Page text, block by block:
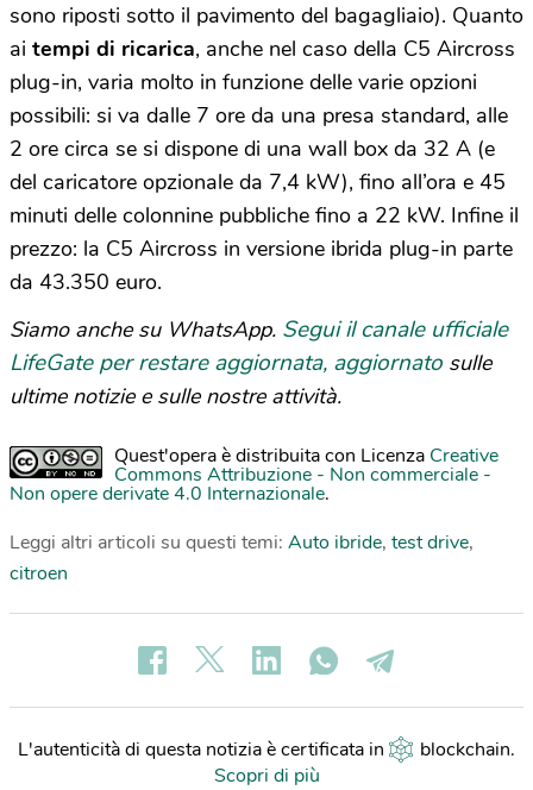
sono riposti sotto il pavimento del bagagliaio). Quanto
ai tempi di ricarica, anche nel caso della C5 Aircross
plug-in, varia molto in funzione delle varie opzioni
possibili: si va dalle 7 ore da una presa standard, alle
2 ore circa se si dispone di una wall box da 32 A (e
del caricatore opzionale da 7,4 kW), fino all’ora e 45
minuti delle colonnine pubbliche fino a 22 kW. Infine il
prezzo: la C5 Aircross in versione ibrida plug-in parte
da 43.350 euro.
Siamo anche su WhatsApp. Segui il canale ufficiale
LifeGate per restare aggiornata, aggiornato sulle
ultime notizie e sulle nostre attività.
Quest'opera è distribuita con Licenza Creative
Commons Attribuzione - Non commerciale -
Non opere derivate 4.0 Internazionale.
Leggi altri articoli su questi temi: Auto ibride, test drive,
citroen
L'autenticità di questa notizia è certificata in blockchain.
Scopri di più